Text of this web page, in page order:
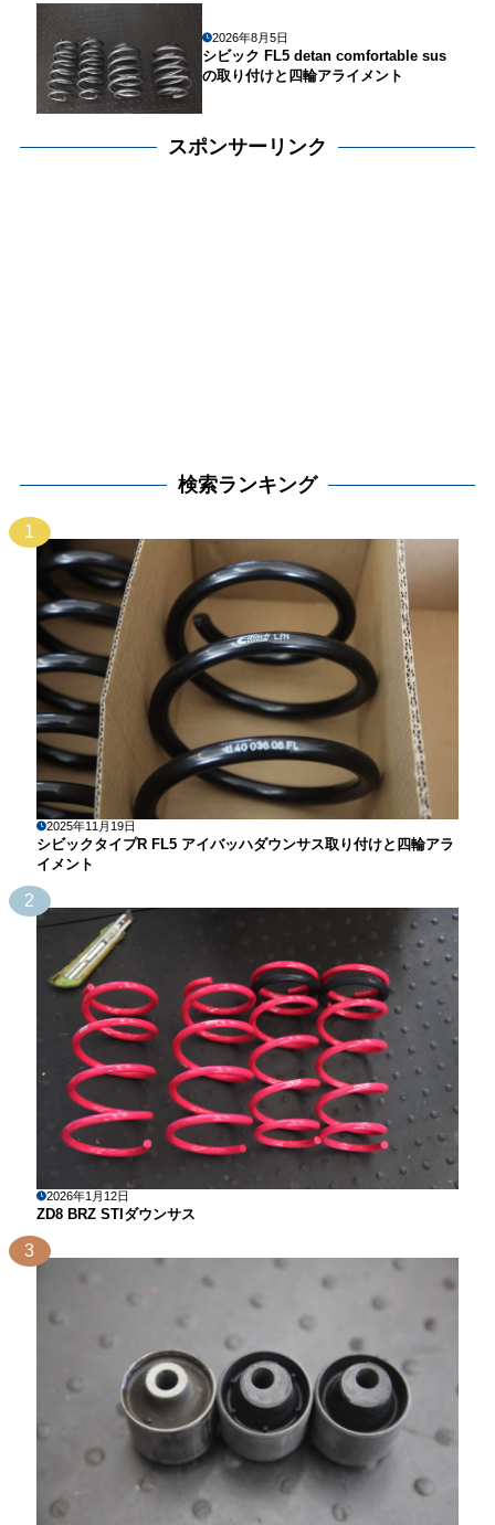
2026年8月5日
シビック FL5 detan comfortable sus
の取り付けと四輪アライメント
スポンサーリンク
検索ランキング
1
2025年11月19日
シビックタイプR FL5 アイバッハダウンサス取り付けと四輪アラ
イメント
2
2026年1月12日
ZD8 BRZ STIダウンサス
3